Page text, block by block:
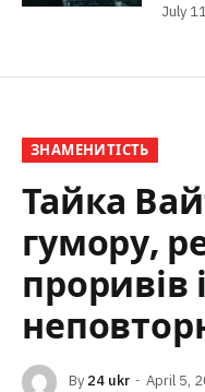
July
ЗНАМЕНИТІСТЬ
Тайка
гумору,
проривів і
By 24 ukr April 5,